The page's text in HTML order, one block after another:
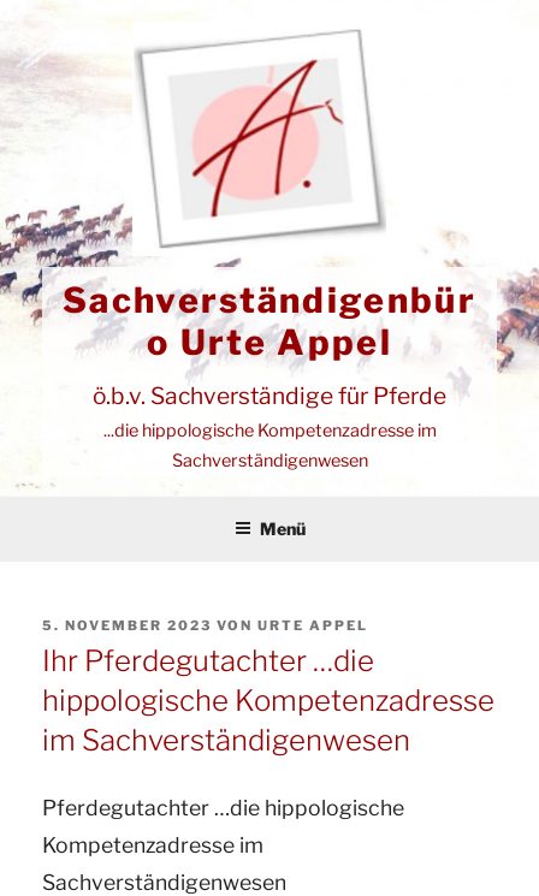
Inhalt
springen
Sachverständigenbür
o Urte Appel
ö.b.v. Sachverständige für Pferde
...die hippologische Kompetenzadresse im
Sachverständigenwesen
Menü
VERÖFFENTLICHT
AM
5. NOVEMBER 2023 VONURTE APPEL
Ihr Pferdegutachter …die
hippologische Kompetenzadresse
im Sachverständigenwesen
Pferdegutachter …die hippologische
Kompetenzadresse im
Sachverständigenwesen